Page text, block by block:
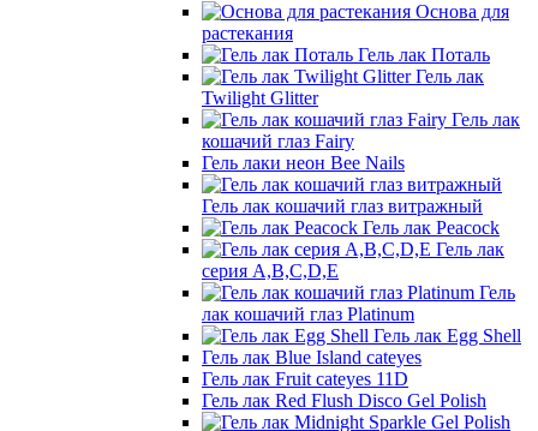
Основа для
растекания
Гель лак Поталь
Гель лак
Twilight Glitter
Гель лак
кошачий глаз Fairy
Гель лаки неон Bee Nails
Гель лак кошачий глаз витражный
Гель лак Peacock
Гель лак
серия A,B,C,D,E
Гель
лак кошачий глаз Platinum
Гель лак Egg Shell
Гель лак Blue Island cateyes
Гель лак Fruit cateyes 11D
Гель лак Red Flush Disco Gel Polish